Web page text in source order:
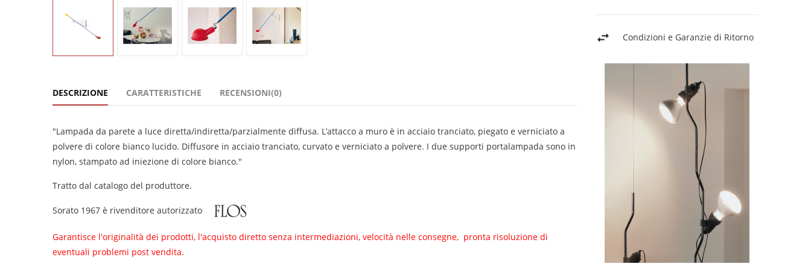
DESCRIZIONE CARATTERISTICHE RECENSIONI(0)
"Lampada da parete a luce diretta/indiretta/parzialmente diffusa. L’attacco a muro è in acciaio tranciato, piegato e verniciato a
polvere di colore bianco lucido. Diffusore in acciaio tranciato, curvato e verniciato a polvere. I due supporti portalampada sono in
nylon, stampato ad iniezione di colore bianco."
Tratto dal catalogo del produttore.
Sorato 1967 è rivenditore autorizzato
Garantisce l'originalità dei prodotti, l'acquisto diretto senza intermediazioni, velocità nelle consegne, pronta risoluzione di
eventuali problemi post vendita.
Condizioni e Garanzie di Ritorno